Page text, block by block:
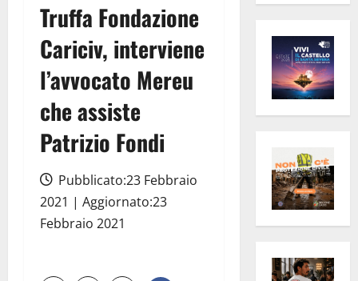
Truffa Fondazione
Cariciv, interviene
l’avvocato Mereu
che assiste
Patrizio Fondi
Pubblicato:23 Febbraio
2021 | Aggiornato:23
Febbraio 2021